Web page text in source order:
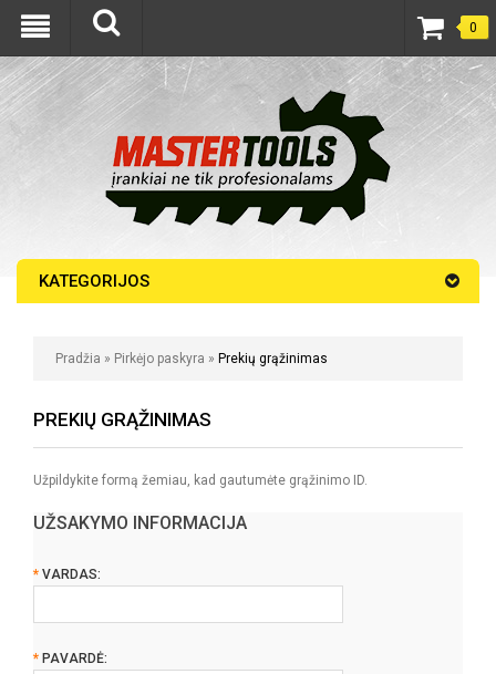
0
KATEGORIJOS
Pradžia » Pirkėjo paskyra » Prekių grąžinimas
PREKIŲ GRĄŽINIMAS
Užpildykite formą žemiau, kad gautumėte grąžinimo ID.
UŽSAKYMO INFORMACIJA
* VARDAS:
* PAVARDĖ: